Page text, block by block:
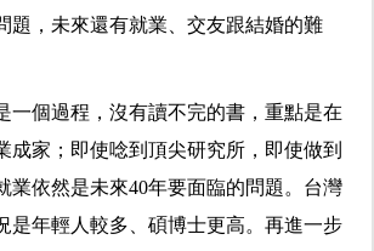
題，未來還有就業、交友跟結婚的難
一個過程，沒有讀不完的書，重點是在
成家；即使唸到頂尖研究所，即使做到
業依然是未來40年要面臨的問題。台灣
是年輕人較多、碩博士更高。再進一步